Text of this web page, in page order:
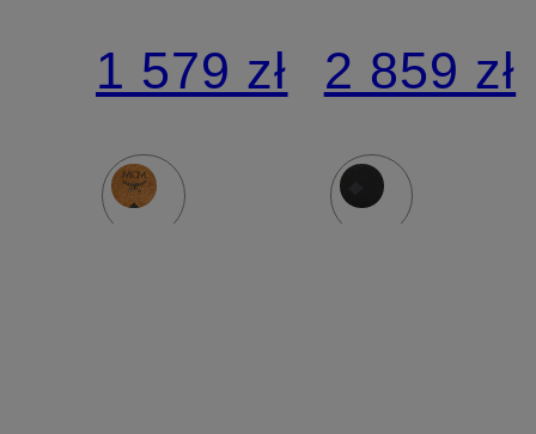
VISETOS
SMALL
1 579 zł 2 859 zł